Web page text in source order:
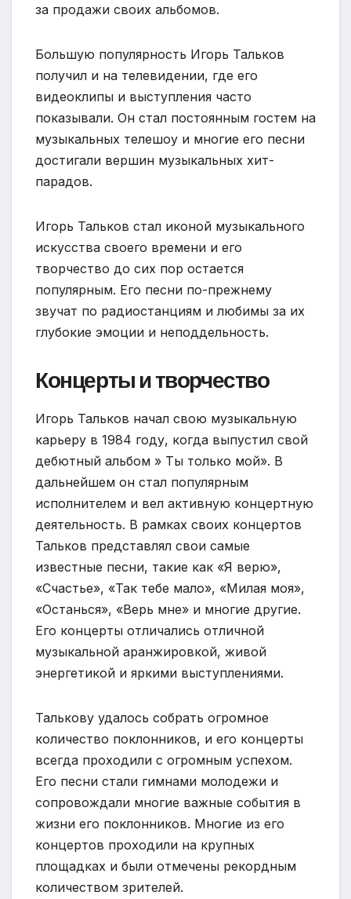
за продажи своих альбомов.
Большую популярность Игорь Тальков
получил и на телевидении, где его
видеоклипы и выступления часто
показывали. Он стал постоянным гостем на
музыкальных телешоу и многие его песни
достигали вершин музыкальных хит-
парадов.
Игорь Тальков стал иконой музыкального
искусства своего времени и его
творчество до сих пор остается
популярным. Его песни по-прежнему
звучат по радиостанциям и любимы за их
глубокие эмоции и неподдельность.
Концерты и творчество
Игорь Тальков начал свою музыкальную
карьеру в 1984 году, когда выпустил свой
дебютный альбом » Ты только мой». В
дальнейшем он стал популярным
исполнителем и вел активную концертную
деятельность. В рамках своих концертов
Тальков представлял свои самые
известные песни, такие как «Я верю»,
«Счастье», «Так тебе мало», «Милая моя»,
«Останься», «Верь мне» и многие другие.
Его концерты отличались отличной
музыкальной аранжировкой, живой
энергетикой и яркими выступлениями.
Талькову удалось собрать огромное
количество поклонников, и его концерты
всегда проходили с огромным успехом.
Его песни стали гимнами молодежи и
сопровождали многие важные события в
жизни его поклонников. Многие из его
концертов проходили на крупных
площадках и были отмечены рекордным
количеством зрителей.